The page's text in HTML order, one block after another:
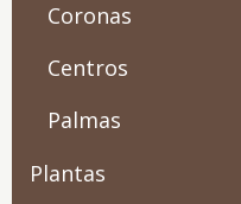
Coronas
Centros
Palmas
Plantas